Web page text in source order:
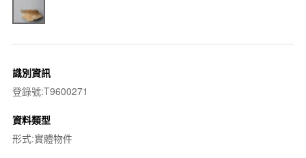
識別資訊
登錄號:T9600271
資料類型
形式:實體物件